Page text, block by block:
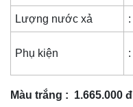
Lượng nước xả :
Phụ kiện :
Màu trắng : 1.665.000 đ